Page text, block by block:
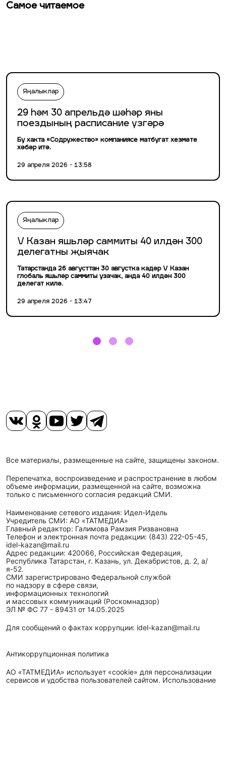
Самое читаемое
Яңалыклар
29 һәм 30 апрельдә шәһәр яны
поездының расписание үзгәрә
Бу хакта «Содружество» компаниясе матбугат хезмәте
хәбәр итә.
29 апреля 2026 - 13:58
Яңалыклар
V Казан яшьләр саммиты 40 илдән 300
делегатны җыячак
Татарстанда 26 августтан 30 августка кадәр V Казан
глобаль яшьләр саммиты узачак, анда 40 илдән 300
делегат килә.
29 апреля 2026 - 13:47
Все материалы, размещенные на сайте, защищены законом.
Перепечатка, воспроизведение и распространение в любом
объеме информации, размещенной на сайте, возможна
только с письменного согласия редакций СМИ.
Наименование сетевого издания: Идел-Идель
Учредитель СМИ: АО «ТАТМЕДИА»
Главный редактор: Галимова Рамзия Ризвановна
Телефон и электронная почта редакции: (843) 222-05-45,
idel-kazan@mail.ru
Адрес редакции: 420066, Российская Федерация,
Республика Татарстан, г. Казань, ул. Декабристов, д. 2, а/
я-52.
СМИ зарегистрировано Федеральной службой
по надзору в сфере связи,
информационных технологий
и массовых коммуникаций (Роскомнадзор)
ЭЛ № ФС 77 - 89431 от 14.05.2025
Для сообщений о фактах коррупции: idel-kazan@mail.ru
Антикоррупционная политика
АО «ТАТМЕДИА» использует «cookie» для персонализации
сервисов и удобства пользователей сайтом. Использование